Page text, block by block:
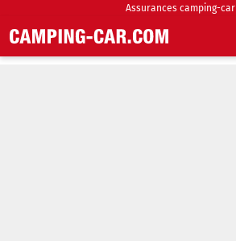
Assurances camping-car